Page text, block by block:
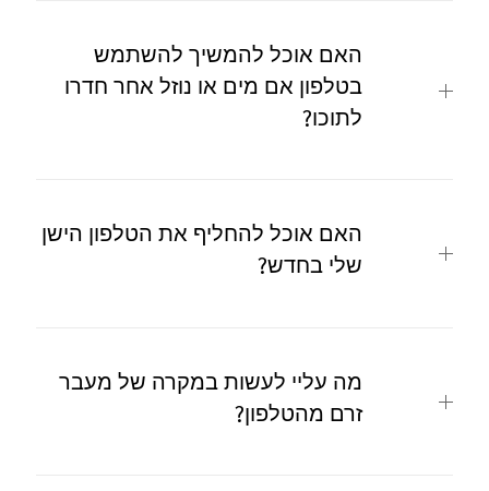
האם אוכל להמשיך להשתמש
בטלפון אם מים או נוזל אחר חדרו
לתוכו?
האם אוכל להחליף את הטלפון הישן
שלי בחדש?
מה עליי לעשות במקרה של מעבר
זרם מהטלפון?